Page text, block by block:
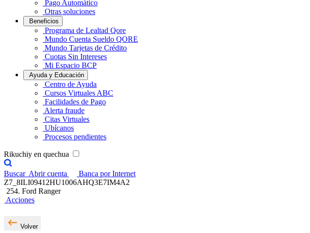
Pago Automático
Otras soluciones
Beneficios
Programa de Lealtad Qore
Mundo Cuenta Sueldo QORE
Mundo Tarjetas de Crédito
Cuotas Sin Intereses
Mi Espacio BCP
Ayuda y Educación
Centro de Ayuda
Cursos Virtuales ABC
Facilidades de Pago
Alerta fraude
Citas Virtuales
Ubícanos
Procesos pendientes
Rikuchiy en quechua
Buscar Abrir cuenta
Banca por Internet
Z7_8ILI09412HU1006AHQ3E7IM4A2
254. Ford Ranger
Acciones
Volver